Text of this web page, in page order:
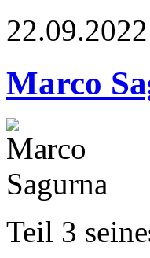
Marco
Teil 3